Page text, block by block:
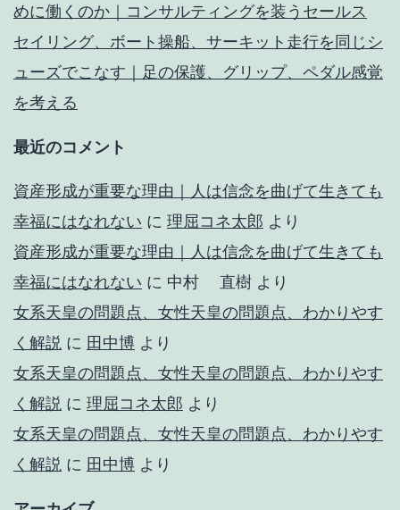
めに働くのか｜コンサルティングを装うセールス
セイリング、ボート操船、サーキット走行を同じシ
ューズでこなす｜足の保護、グリップ、ペダル感覚
を考える
最近のコメント
資産形成が重要な理由｜人は信念を曲げて生きても
幸福にはなれない に 理屈コネ太郎 より
資産形成が重要な理由｜人は信念を曲げて生きても
幸福にはなれない に 中村 直樹 より
女系天皇の問題点、女性天皇の問題点、わかりやす
く解説 に 田中博 より
女系天皇の問題点、女性天皇の問題点、わかりやす
く解説 に 理屈コネ太郎 より
女系天皇の問題点、女性天皇の問題点、わかりやす
く解説 に 田中博 より